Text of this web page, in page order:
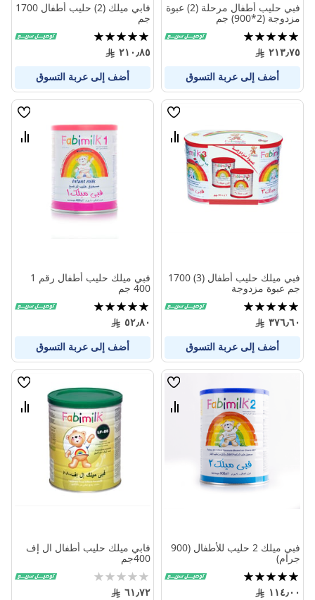
فبي حليب أطفال مرحلة (2) عبوة
مزدوجة (2*900) جم
تقييم:
100%
٢١٣٫٧٥
أضف إلى عربة التسوق
فابي ميلك (2) حليب أطفال 1700
جم
تقييم:
100%
٢١٠٫٨٥
أضف إلى عربة التسوق
قائمة
قارن
فبي ميلك حليب أطفال (3) 1700
جم عبوة مزدوجة
تقييم:
100%
٣٧٦٫٦٠
أضف إلى عربة التسوق
قائمة
قارن
فبي ميلك حليب أطفال رقم 1
400 جم
تقييم:
100%
٥٢٫٨٠
أضف إلى عربة التسوق
قائمة
قارن
فبي ميلك 2 حليب للأطفال (900
جرام)
تقييم:
100%
١١٤٫٠٠
قائمة
قارن
فابي ميلك حليب أطفال ال إف
400جم
Rating:
0%
٦١٫٧٢